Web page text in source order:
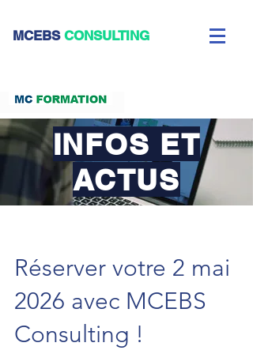
CONSULTING
INFOS ET
ACTUS
Réserver votre 2 mai
2026 avec MCEBS
Consulting !